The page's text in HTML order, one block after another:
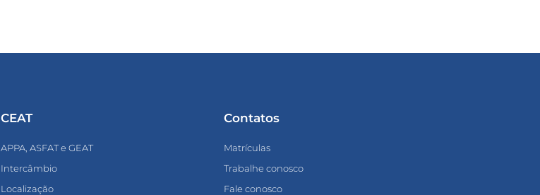
CEAT
APPA, ASFAT e GEAT
Intercâmbio
Localização
Contatos
Matrículas
Trabalhe conosco
Fale conosco